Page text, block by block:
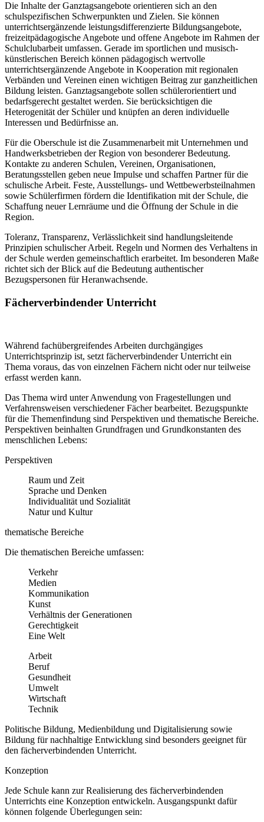
Die Inhalte der Ganztagsangebote orientieren sich an den
schulspezifischen Schwerpunkten und Zielen. Sie können
unterrichtsergänzende leistungsdifferenzierte Bildungsangebote,
freizeitpädagogische Angebote und offene Angebote im Rahmen der
Schulclubarbeit umfassen. Gerade im sportlichen und musisch-
künstlerischen Bereich können pädagogisch wertvolle
unterrichtsergänzende Angebote in Kooperation mit regionalen
Verbänden und Vereinen einen wichtigen Beitrag zur ganzheitlichen
Bildung leisten. Ganztagsangebote sollen schülerorientiert und
bedarfsgerecht gestaltet werden. Sie berücksichtigen die
Heterogenität der Schüler und knüpfen an deren individuelle
Interessen und Bedürfnisse an.
Für die Oberschule ist die Zusammenarbeit mit Unternehmen und
Handwerksbetrieben der Region von besonderer Bedeutung.
Kontakte zu anderen Schulen, Vereinen, Organisationen,
Beratungsstellen geben neue Impulse und schaffen Partner für die
schulische Arbeit. Feste, Ausstellungs- und Wettbewerbsteilnahmen
sowie Schülerfirmen fördern die Identifikation mit der Schule, die
Schaffung neuer Lernräume und die Öffnung der Schule in die
Region.
Toleranz, Transparenz, Verlässlichkeit sind handlungsleitende
Prinzipien schulischer Arbeit. Regeln und Normen des Verhaltens in
der Schule werden gemeinschaftlich erarbeitet. Im besonderen Maße
richtet sich der Blick auf die Bedeutung authentischer
Bezugspersonen für Heranwachsende.
Fächerverbindender Unterricht
Während fachübergreifendes Arbeiten durchgängiges
Unterrichtsprinzip ist, setzt fächerverbindender Unterricht ein
Thema voraus, das von einzelnen Fächern nicht oder nur teilweise
erfasst werden kann.
Das Thema wird unter Anwendung von Fragestellungen und
Verfahrensweisen verschiedener Fächer bearbeitet. Bezugspunkte
für die Themenfindung sind Perspektiven und thematische Bereiche.
Perspektiven beinhalten Grundfragen und Grundkonstanten des
menschlichen Lebens:
Perspektiven
Raum und Zeit
Sprache und Denken
Individualität und Sozialität
Natur und Kultur
thematische Bereiche
Die thematischen Bereiche umfassen:
Verkehr
Medien
Kommunikation
Kunst
Verhältnis der Generationen
Gerechtigkeit
Eine Welt
Arbeit
Beruf
Gesundheit
Umwelt
Wirtschaft
Technik
Politische Bildung, Medienbildung und Digitalisierung sowie
Bildung für nachhaltige Entwicklung sind besonders geeignet für
den fächerverbindenden Unterricht.
Konzeption
Jede Schule kann zur Realisierung des fächerverbindenden
Unterrichts eine Konzeption entwickeln. Ausgangspunkt dafür
können folgende Überlegungen sein: